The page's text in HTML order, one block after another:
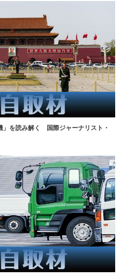
」を読み解く 国際ジャーナリスト・